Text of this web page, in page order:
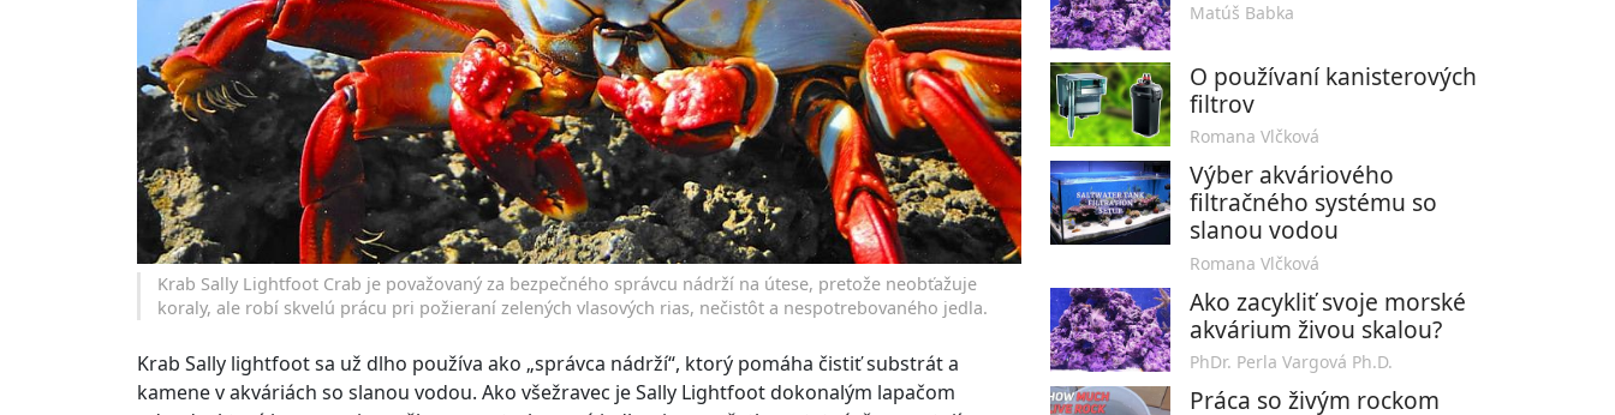
Krab Sally Lightfoot Crab je považovaný za bezpečného správcu nádrží na útese, pretože neobťažuje
koraly, ale robí skvelú prácu pri požieraní zelených vlasových rias, nečistôt a nespotrebovaného jedla.
Krab Sally lightfoot sa už dlho používa ako „správca nádrží“, ktorý pomáha čistiť substrát a
kamene v akváriách so slanou vodou. Ako všežravec je Sally Lightfoot dokonalým lapačom
Matúš Babka
O používaní kanisterových
filtrov
Romana Vlčková
Výber akváriového
filtračného systému so
slanou vodou
Romana Vlčková
Ako zacykliť svoje morské
akvárium živou skalou?
PhDr. Perla Vargová Ph.D.
Práca so živým rockom